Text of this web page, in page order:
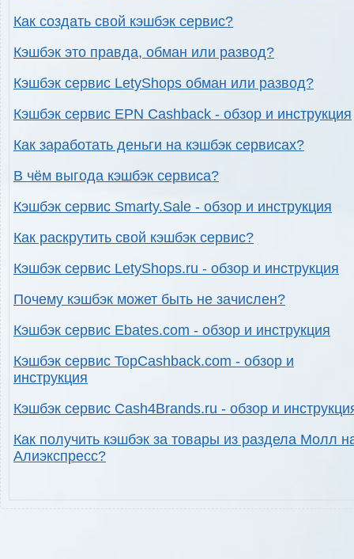
Как создать свой кэшбэк сервис?
Кэшбэк это правда, обман или развод?
Кэшбэк сервис LetyShops обман или развод?
Кэшбэк сервис EPN Cashback - обзор и инструкция
Как заработать деньги на кэшбэк сервисах?
В чём выгода кэшбэк сервиса?
Кэшбэк сервис Smarty.Sale - обзор и инструкция
Как раскрутить свой кэшбэк сервис?
Кэшбэк сервис LetyShops.ru - обзор и инструкция
Почему кэшбэк может быть не зачислен?
Кэшбэк сервис Ebates.com - обзор и инструкция
Кэшбэк сервис TopCashback.com - обзор и
инструкция
Кэшбэк сервис Cash4Brands.ru - обзор и
Как получить кэшбэк за товары из раздела Молл
Алиэкспресс?